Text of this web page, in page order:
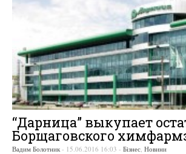
“Дарница” выкупает
Борщаговского
Вадим Болотник - 15.06.2016 16:03 - Бізнес Новини